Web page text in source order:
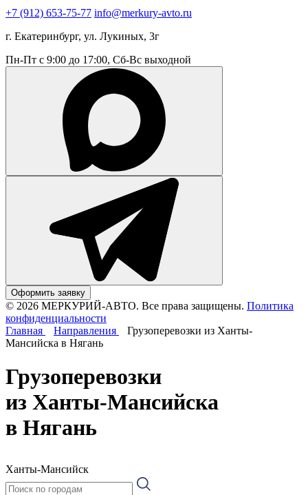
+7 (912) 653-75-77 info@merkury-avto.ru
г. Екатеринбург, ул. Лукиных, 3г
Пн-Пт с 9:00 до 17:00, Сб-Вс выходной
Оформить заявку
© 2026 МЕРКУРИЙ-АВТО. Все права защищены. Политика
конфиденциальности
Главная
Направления
Грузоперевозки из Ханты-
Мансийска в Нягань
Грузоперевозки
из Ханты-Мансийска
в Нягань
Ханты-Мансийск